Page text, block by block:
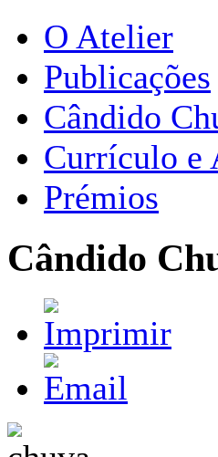
O Atelier
Publicações
Cândido
Currículo e
Prémios
Cândido